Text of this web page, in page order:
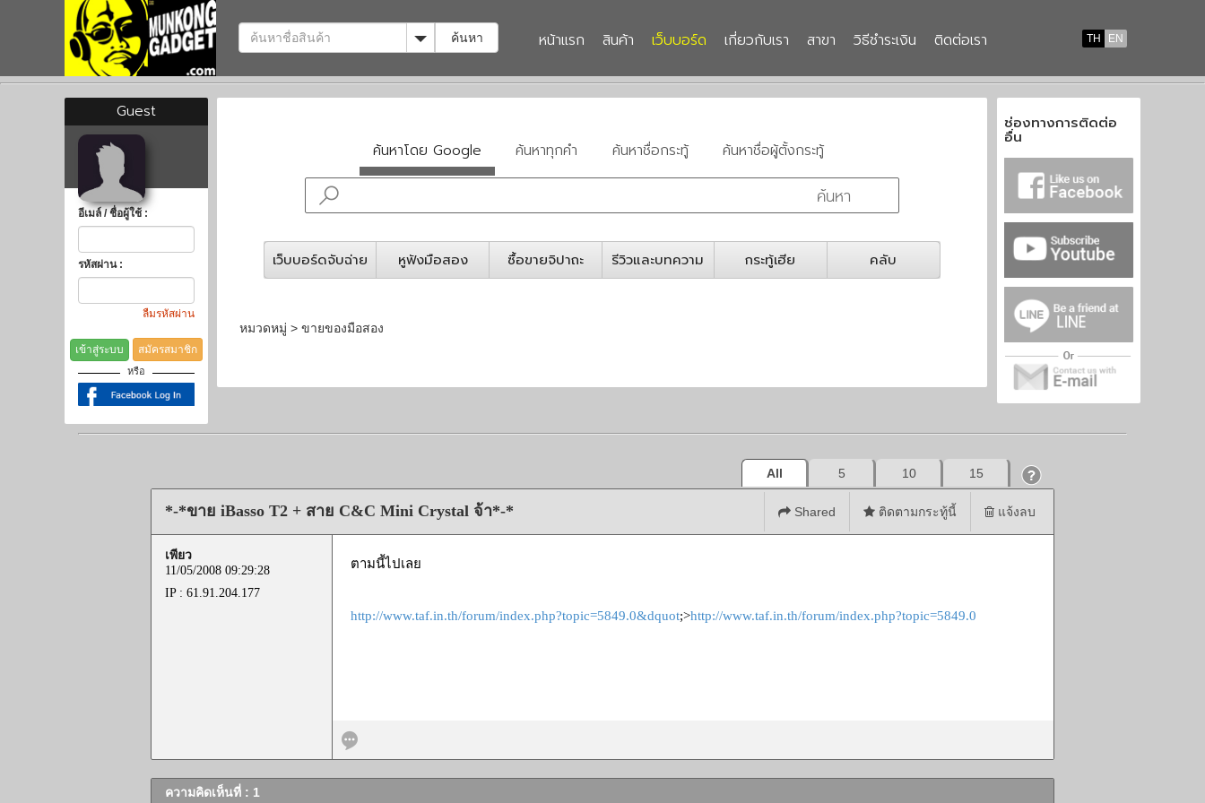
Toggle Dropdown
ค้นหา TH EN
หน้าแรก สินค้า เว็บบอร์ด เกี่ยวกับเรา สาขา วิธีชำระเงิน ติดต่อเรา
Guest
อีเมล์ / ชื่อผู้ใช้ :
รหัสผ่าน :
ลืมรหัสผ่าน
เข้าสู่ระบบ สมัครสมาชิก
หรือ
ค้นหาโดย Google ค้นหาทุกคำ ค้นหาชื่อกระทู้ ค้นหาชื่อผู้ตั้งกระทู้
เว็บบอร์ดจับฉ่าย หูฟังมือสอง ซื้อขายจิปาถะ รีวิวและบทความ กระทู้เฮีย คลับ
หมวดหมู่ > ขายของมือสอง
ช่องทางการติดต่อ
อื่น
All 5 10 15
*-*ขาย iBasso T2 + สาย C&C Mini Crystal จ้า*-* Shared ติดตามกระทู้นี้ แจ้งลบ
เพียว
11/05/2008 09:29:28
IP : 61.91.204.177
ตามนี้ไปเลย
http://www.taf.in.th/forum/index.php?topic=5849.0&dquot;>http://www.taf.in.th/forum/index.php?topic=5849.0
ความคิดเห็นที่ : 1